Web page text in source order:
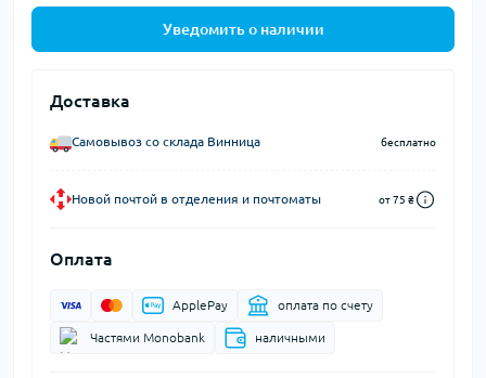
Уведомить о наличии
Доставка
Самовывоз со склада Винница бесплатно
Новой почтой в отделения и почтоматы от 75 ₴
Оплата
ApplePay оплата по счету
Частями Monobank наличными